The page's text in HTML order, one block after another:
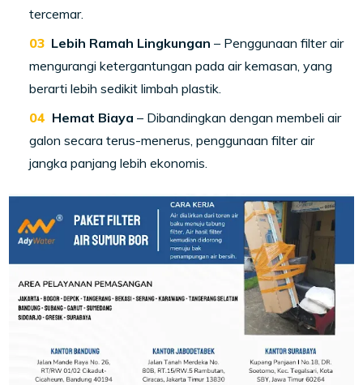
tercemar.
Lebih Ramah Lingkungan – Penggunaan filter air
mengurangi ketergantungan pada air kemasan, yang
berarti lebih sedikit limbah plastik.
Hemat Biaya – Dibandingkan dengan membeli air
galon secara terus-menerus, penggunaan filter air
jangka panjang lebih ekonomis.